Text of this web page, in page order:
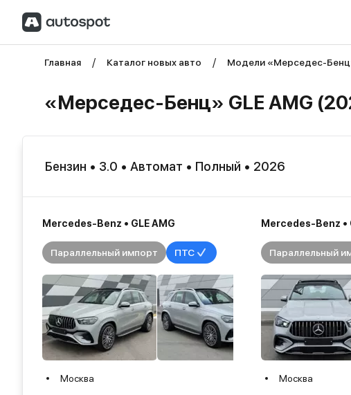
Главная Каталог новых авто Модели «Mерседес-
«Mерседес-Бенц» GLE AMG
Бензин • 3.0 • Автомат • Полный • 2026
Mercedes-Benz • GLE AMG
Параллельный импорт ПТС
Москва
Mercedes-Benz •
Параллельный
Москва